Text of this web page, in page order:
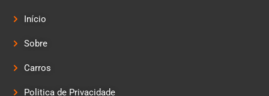
Início
Sobre
Carros
Politica de Privacidade